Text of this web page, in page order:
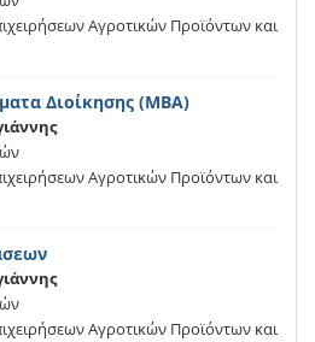
Αγροτικών Προϊόντων και
Διοίκησης (ΜΒΑ)
Αγροτικών Προϊόντων και
Αγροτικών Προϊόντων και